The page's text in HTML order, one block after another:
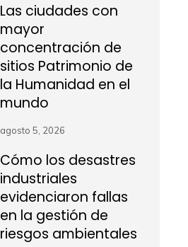
Las ciudades con
mayor
concentración de
sitios Patrimonio de
la Humanidad en el
mundo
agosto 5, 2026
Cómo los desastres
industriales
evidenciaron fallas
en la gestión de
riesgos ambientales